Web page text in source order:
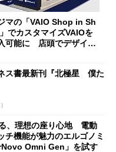
マの「VAIO Shop in Sh
でカスタマイズVAIOを
可能に 店頭でデザイン
ス書最新刊『北極星 僕た
、理想の座り心地 電動
チ機能が魅力のエルゴノミ
Omni Gen」を試す